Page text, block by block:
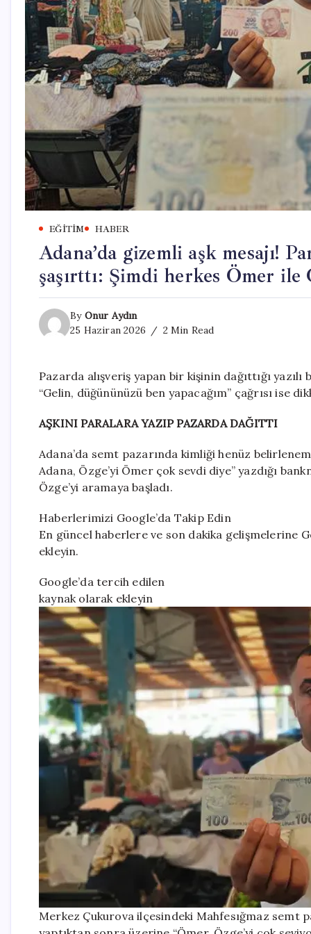
EĞITIM HABER
Adana’da gizemli aşk mesajı!
şaşırttı: Şimdi herkes Ömer ile
By Onur Aydın
25 Haziran 2026
2 Min Read
Pazarda alışveriş yapan bir kişinin dağıttığı
“Gelin, düğününüzü ben yapacağım” çağrısı ise
AŞKINI PARALARA YAZIP PAZARDA DAĞITTI
Adana’da semt pazarında kimliği henüz
Adana, Özge’yi Ömer çok sevdi diye” yazdığı
Özge’yi aramaya başladı.
Haberlerimizi Google’da Takip Edin
En güncel haberlere ve son dakika gelişmelerine
ekleyin.
Google’da tercih edilen
kaynak olarak ekleyin
Merkez Çukurova ilçesindeki Mahfesığmaz semt